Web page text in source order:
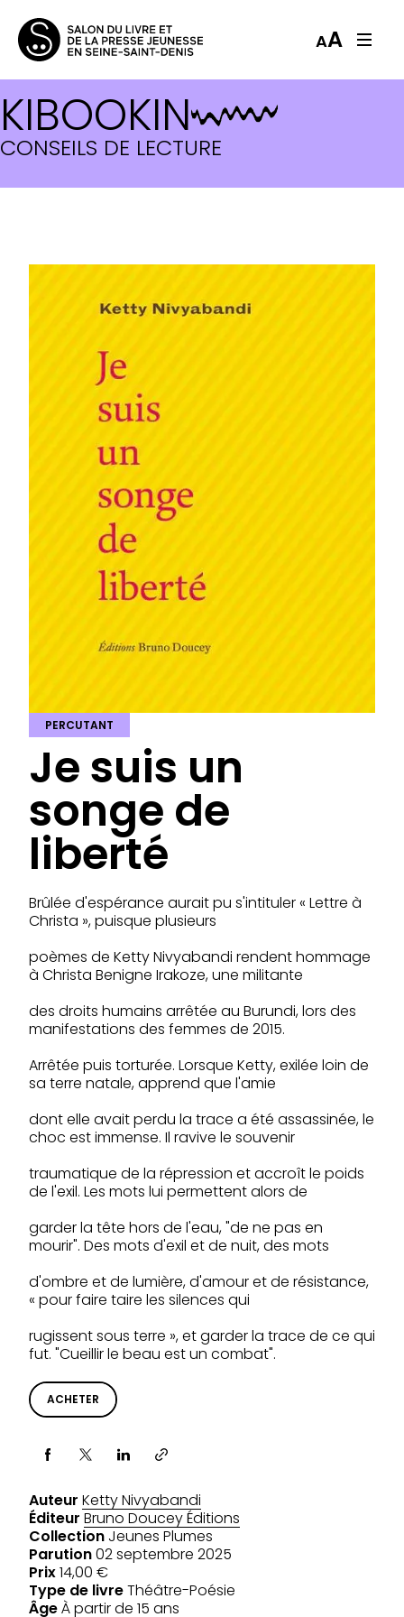
AA
KIBOOKIN
CONSEILS DE LECTURE
PERCUTANT
Je suis un
songe de
liberté
Brûlée d'espérance aurait pu s'intituler « Lettre à
Christa », puisque plusieurs
poèmes de Ketty Nivyabandi rendent hommage
à Christa Benigne Irakoze, une militante
des droits humains arrêtée au Burundi, lors des
manifestations des femmes de 2015.
Arrêtée puis torturée. Lorsque Ketty, exilée loin de
sa terre natale, apprend que l'amie
dont elle avait perdu la trace a été assassinée, le
choc est immense. Il ravive le souvenir
traumatique de la répression et accroît le poids
de l'exil. Les mots lui permettent alors de
garder la tête hors de l'eau, "de ne pas en
mourir". Des mots d'exil et de nuit, des mots
d'ombre et de lumière, d'amour et de résistance,
« pour faire taire les silences qui
rugissent sous terre », et garder la trace de ce qui
fut. "Cueillir le beau est un combat".
ACHETER
Partager via
Auteur Ketty Nivyabandi
Éditeur Bruno Doucey Éditions
Collection Jeunes Plumes
Parution02 septembre 2025
Prix14,00 €
Type de livreThéâtre-Poésie
ÂgeÀ partir de 15 ans